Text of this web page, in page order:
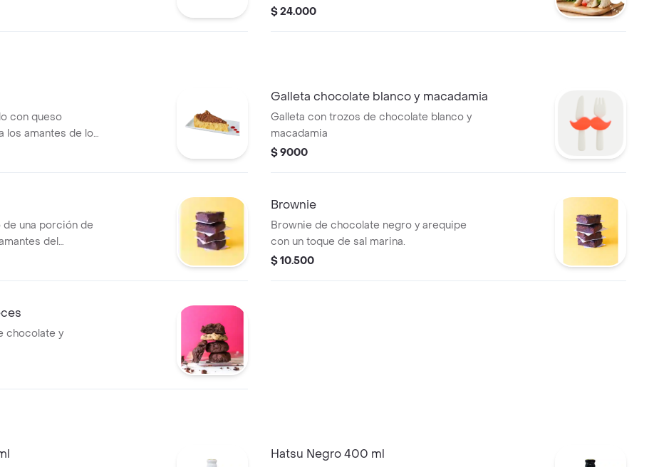
$ 24.000
con queso
los amantes de los
Galleta chocolate blanco y macadamia
Galleta con trozos de chocolate blanco y
macadamia
$ 9000
una porción de
del
Brownie
Brownie de chocolate negro y arequipe
con un toque de sal marina.
$ 10.500
chocolate y
Hatsu Negro 400 ml